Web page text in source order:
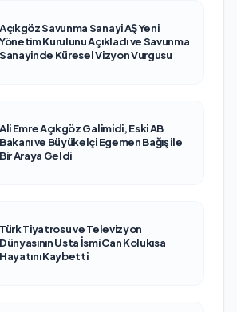
Açıkgöz Savunma Sanayi AŞ Yeni
Yönetim Kurulunu Açıkladı ve Savunma
Sanayinde Küresel Vizyon Vurgusu
Ali Emre Açıkgöz Galimidi, Eski AB
Bakanı ve Büyükelçi Egemen Bağış ile
Bir Araya Geldi
Türk Tiyatrosu ve Televizyon
Dünyasının Usta İsmi Can Kolukısa
Hayatını Kaybetti